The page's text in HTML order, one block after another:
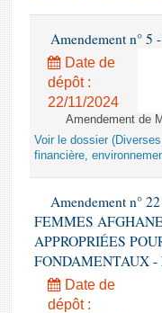
Amendement n° 5
Date de
dépôt :
22/11/2024
Amendement de
Voir le dossier
financière,
Amendement n°
FEMMES
APPROPRIÉES
FONDAMENTAUX -
Date de
dépôt :